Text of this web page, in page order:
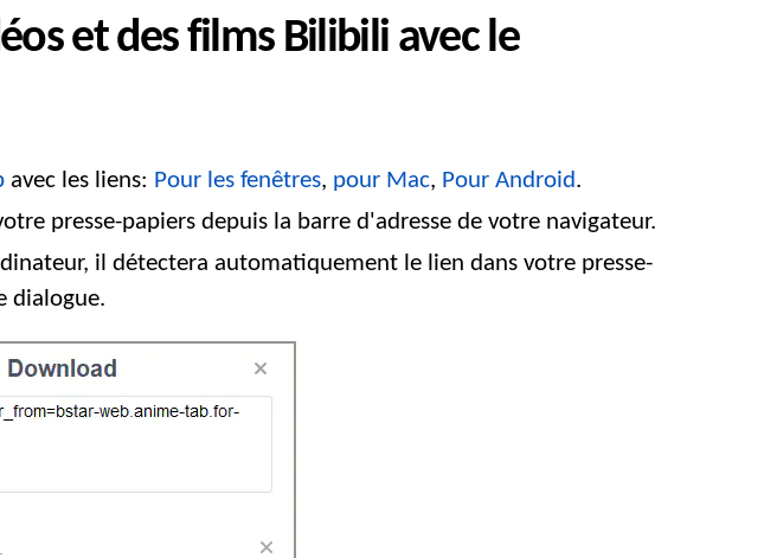
et des films Bilibili avec le
avec les liens: Pour les fenêtres, pour Mac, Pour Android.
presse-papiers depuis la barre d'adresse de votre navigateur.
il détectera automatiquement le lien dans votre presse-
dialogue.